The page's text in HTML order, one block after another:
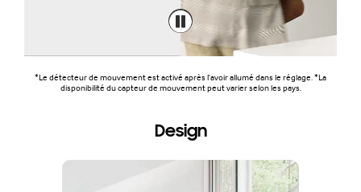
*Le détecteur de mouvement est activé après l'avoir allumé dans le réglage. *La
disponibilité du capteur de mouvement peut varier selon les pays.
Design